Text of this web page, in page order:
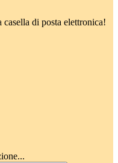
di posta elettronica!